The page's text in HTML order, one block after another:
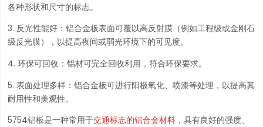
各种形状和尺寸的标志。
3. 反光性能好：铝合金板表面可覆以高反射膜（例如工程级或金刚石
级反光膜），以提高夜间或弱光环境下的可见度。
4. 环保可回收：铝材可完全回收利用，符合环保要求。
5. 表面处理多样：铝合金板可进行阳极氧化、喷漆等处理，以提高其
耐用性和美观性。
5754铝板是一种常用于交通标志的铝合金材料，具有良好的强度、